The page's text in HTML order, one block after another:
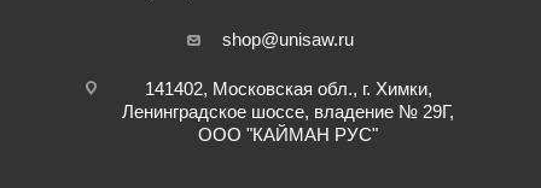
shop@unisaw.ru
141402, Московская обл., г. Химки,
Ленинградское шоссе, владение № 29Г,
ООО "КАЙМАН РУС"